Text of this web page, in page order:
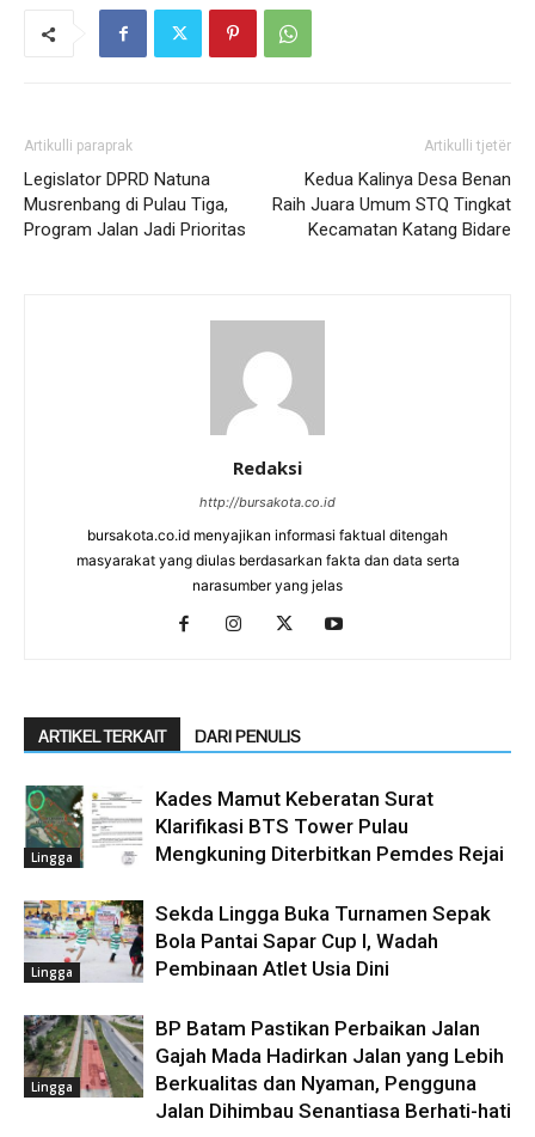
Artikulli paraprak
Legislator DPRD Natuna
Musrenbang di Pulau Tiga,
Program Jalan Jadi Prioritas
Artikulli tjetër
Kedua Kalinya Desa Benan
Raih Juara Umum STQ Tingkat
Kecamatan Katang Bidare
Redaksi
http://bursakota.co.id
bursakota.co.id menyajikan informasi faktual ditengah
masyarakat yang diulas berdasarkan fakta dan data serta
narasumber yang jelas
ARTIKEL TERKAIT DARI PENULIS
Lingga
Kades Mamut Keberatan Surat
Klarifikasi BTS Tower Pulau
Mengkuning Diterbitkan Pemdes Rejai
Lingga
Sekda Lingga Buka Turnamen Sepak
Bola Pantai Sapar Cup I, Wadah
Pembinaan Atlet Usia Dini
Lingga
BP Batam Pastikan Perbaikan Jalan
Gajah Mada Hadirkan Jalan yang Lebih
Berkualitas dan Nyaman, Pengguna
Jalan Dihimbau Senantiasa Berhati-hati